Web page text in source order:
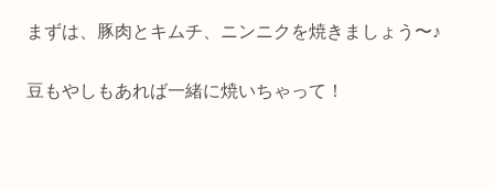
まずは、豚肉とキムチ、ニンニクを焼きましょう〜♪
豆もやしもあれば一緒に焼いちゃって！